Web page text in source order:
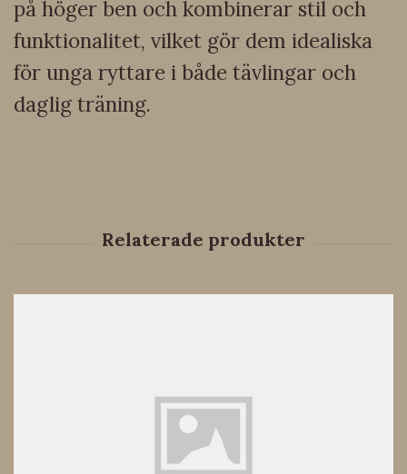
på höger ben och kombinerar stil och
funktionalitet, vilket gör dem idealiska
för unga ryttare i både tävlingar och
daglig träning.